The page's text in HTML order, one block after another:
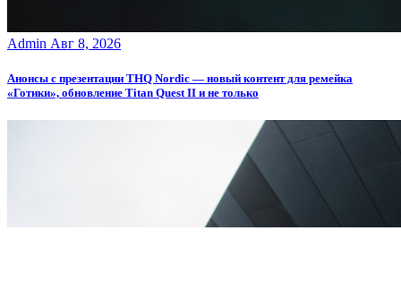
Admin Авг 8, 2026
Анонсы с презентации THQ Nordic — новый контент для ремейка
«Готики», обновление Titan Quest II и не только